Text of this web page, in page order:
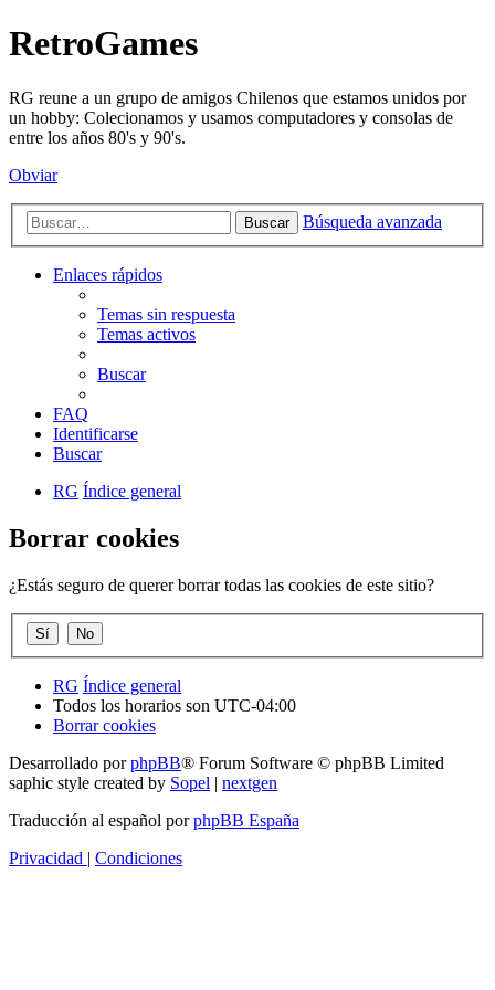
RetroGames
RG reune a un grupo de amigos Chilenos que estamos unidos por
un hobby: Colecionamos y usamos computadores y consolas de
entre los años 80's y 90's.
Obviar
Buscar Búsqueda avanzada
Enlaces rápidos
Temas sin respuesta
Temas activos
Buscar
FAQ
Identificarse
Buscar
RG Índice general
Borrar cookies
¿Estás seguro de querer borrar todas las cookies de este sitio?
RG Índice general
Todos los horarios son UTC-04:00
Borrar cookies
Desarrollado porphpBB® Forum Software © phpBB Limited
saphic style created by Sopel | nextgen
Traducción al español porphpBB España
Privacidad | Condiciones